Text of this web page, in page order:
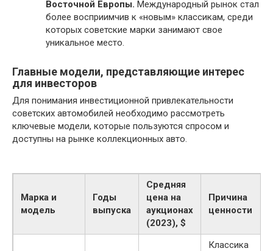
Восточной Европы. Международный рынок стал
более восприимчив к «новым» классикам, среди
которых советские марки занимают свое
уникальное место.
Главные модели, представляющие интерес
для инвесторов
Для понимания инвестиционной привлекательности
советских автомобилей необходимо рассмотреть
ключевые модели, которые пользуются спросом и
доступны на рынке коллекционных авто.
Марка и
модель
Годы
выпуска
Средняя
цена на
аукционах
(2023), $
Причина
ценности
Классика